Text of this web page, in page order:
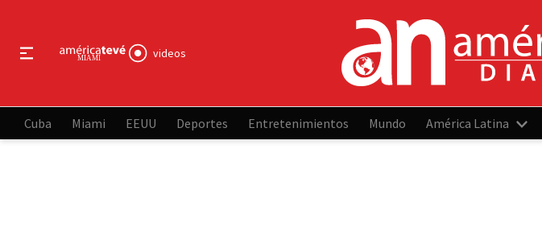
videos
Cuba Miami EEUU Deportes Entretenimientos Mundo América Latina